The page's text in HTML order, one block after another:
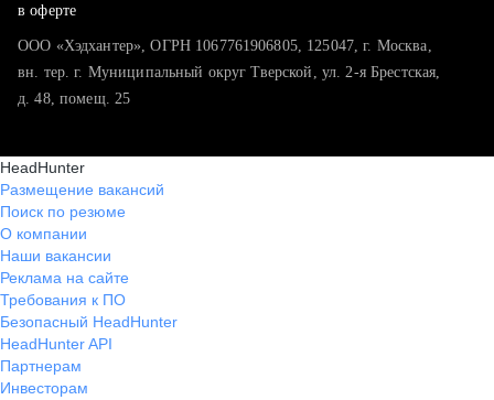
в оферте
ООО «Хэдхантер», ОГРН 1067761906805, 125047, г. Москва,
вн. тер. г. Муниципальный округ Тверской, ул. 2-я Брестская,
д. 48, помещ. 25
HeadHunter
Размещение вакансий
Поиск по резюме
О компании
Наши вакансии
Реклама на сайте
Требования к ПО
Безопасный HeadHunter
HeadHunter API
Партнерам
Инвесторам